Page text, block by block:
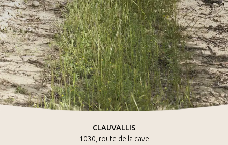
CLAUVALLIS
1030, route de la cave